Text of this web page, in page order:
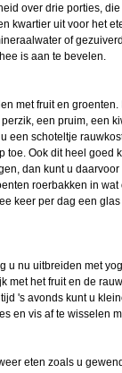
over drie porties,
kwartier uit voor het
of
is aan te bevelen.
met fruit en
een pruim, een
een schoteltje
toe. Ook dit heel goed
dan kunt u
roerbakken in
keer per dag een
u nu uitbreiden met
met het fruit en de
's avonds kunt u
en vis af te wisselen
eten zoals u